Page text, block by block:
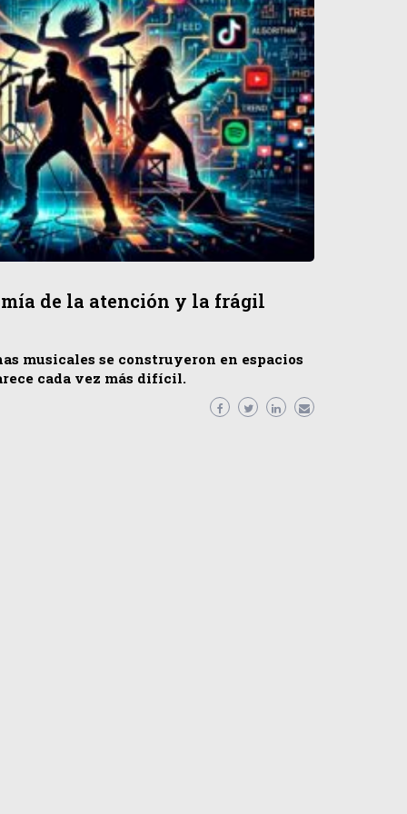
de la atención y la frágil
musicales se construyeron en espacios
cada vez más difícil.